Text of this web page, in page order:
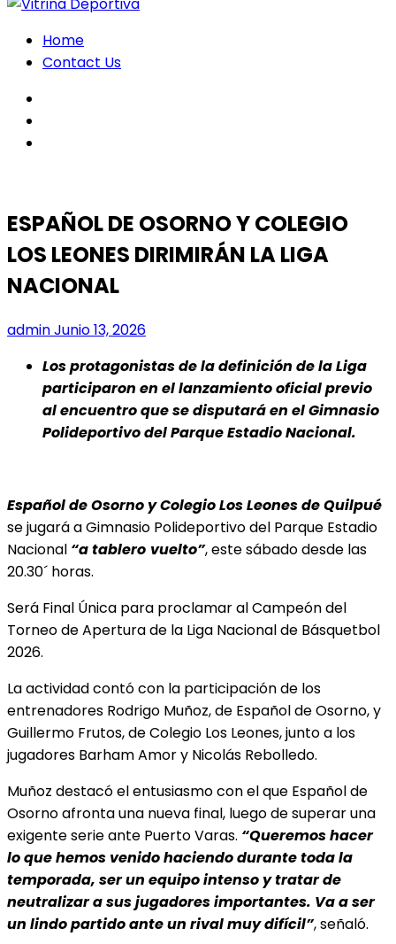
Home
Contact Us
ESPAÑOL DE OSORNO Y COLEGIO
LOS LEONES DIRIMIRÁN LA LIGA
NACIONAL
adminJunio 13, 2026
Los protagonistas de la definición de la Liga
participaron en el lanzamiento oficial previo
al encuentro que se disputará en el Gimnasio
Polideportivo del Parque Estadio Nacional.
Español de Osorno y Colegio Los Leones de Quilpué
se jugará a Gimnasio Polideportivo del Parque Estadio
Nacional “a tablero vuelto”, este sábado desde las
20.30´ horas.
Será Final Única para proclamar al Campeón del
Torneo de Apertura de la Liga Nacional de Básquetbol
2026.
La actividad contó con la participación de los
entrenadores Rodrigo Muñoz, de Español de Osorno, y
Guillermo Frutos, de Colegio Los Leones, junto a los
jugadores Barham Amor y Nicolás Rebolledo.
Muñoz destacó el entusiasmo con el que Español de
Osorno afronta una nueva final, luego de superar una
exigente serie ante Puerto Varas. “Queremos hacer
lo que hemos venido haciendo durante toda la
temporada, ser un equipo intenso y tratar de
neutralizar a sus jugadores importantes. Va a ser
un lindo partido ante un rival muy difícil”, señaló.